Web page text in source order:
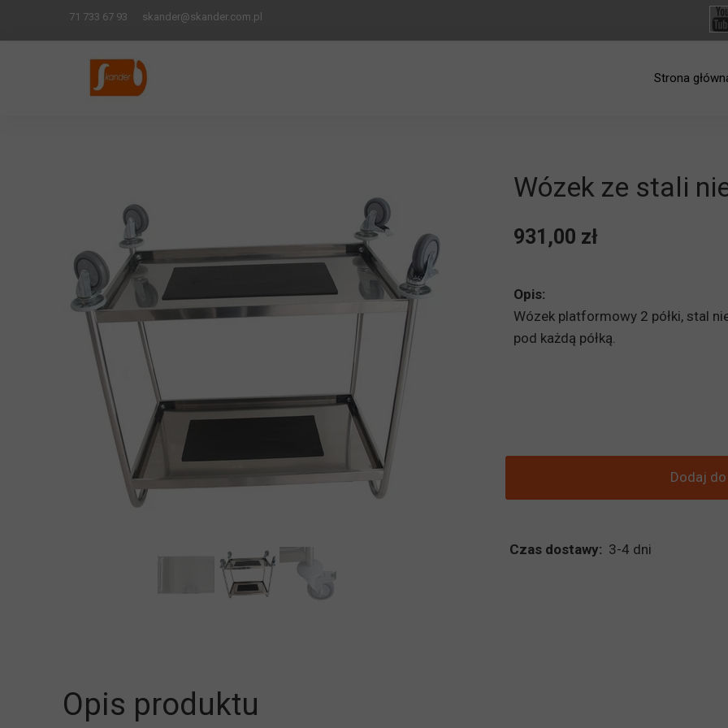
71 733 67 93 skander@skander.com.pl
Strona
Wózek ze stali
931,00 zł
Opis:
Wózek platformowy 2 półki, stal
pod każdą półką.
Dodaj
Czas dostawy: 3-4 dni
Opis produktu